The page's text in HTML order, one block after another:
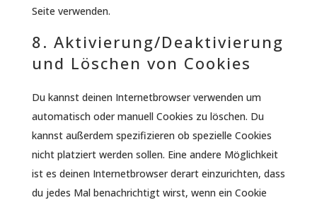
Seite verwenden.
8. Aktivierung/Deaktivierung
und Löschen von Cookies
Du kannst deinen Internetbrowser verwenden um
automatisch oder manuell Cookies zu löschen. Du
kannst außerdem spezifizieren ob spezielle Cookies
nicht platziert werden sollen. Eine andere Möglichkeit
ist es deinen Internetbrowser derart einzurichten, dass
du jedes Mal benachrichtigt wirst, wenn ein Cookie